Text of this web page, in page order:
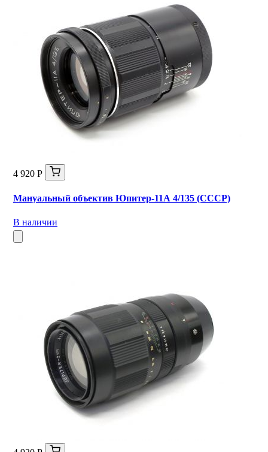
4 920 Р
Мануальный объектив Юпитер-11А 4/135 (СССР)
В наличии